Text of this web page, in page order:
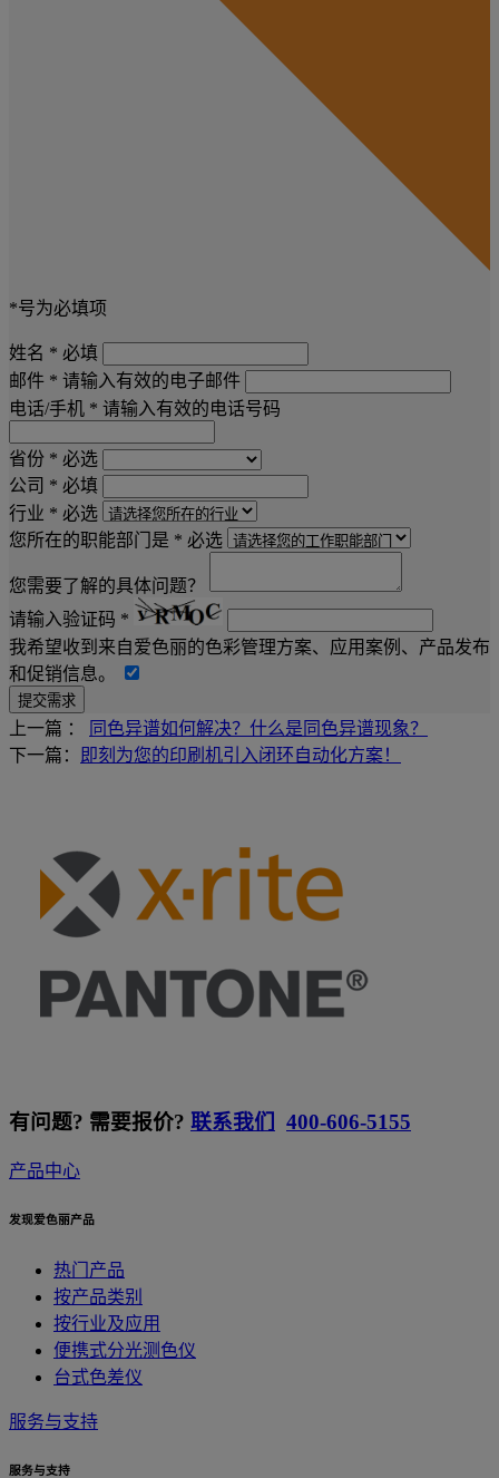
*号为必填项
姓名 * 必填
邮件 * 请输入有效的电子邮件
电话/手机 * 请输入有效的电话号码
省份 * 必选
公司 * 必填
行业 * 必选
您所在的职能部门是 * 必选
您需要了解的具体问题？
请输入验证码 *
我希望收到来自爱色丽的色彩管理方案、应用案例、产品发布
和促销信息。
上一篇 ：
同色异谱如何解决？什么是同色异谱现象？
下一篇：
即刻为您的印刷机引入闭环自动化方案！
有问题? 需要报价? 联系我们 400-606-5155
产品中心
发现爱色丽产品
热门产品
按产品类别
按行业及应用
便携式分光测色仪
台式色差仪
服务与支持
服务与支持